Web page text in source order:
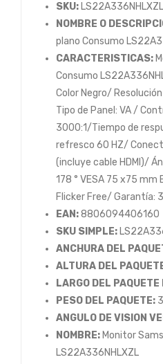
SKU: LS22A336NHLXZL
NOMBRE O
plano Consumo
CARACTERISTICAS:
Consumo
Color Negro/
Tipo de Panel: VA /
3000:1/Tiempo de
refresco 60 HZ/
(incluye cable HDMI)/
178 ° VESA 75 x75 mm
Flicker Free/ Garantía:
EAN:8806094406160
SKU SIMPLE:
ANCHURA DEL
ALTURA DEL
LARGO DEL PAQUETE
PESO DEL PAQUETE:
ANGULO DE VISION
NOMBRE: Monitor
LS22A336NHLXZL